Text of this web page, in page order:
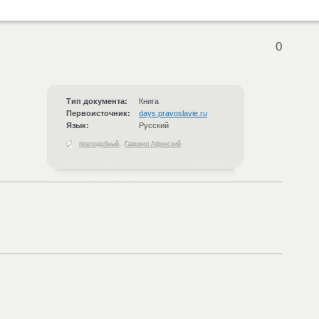
0
Тип документа:
Книга
Первоисточник:
days.pravoslavie.ru
Язык:
Русский
преподобный, Гавриил Афонский